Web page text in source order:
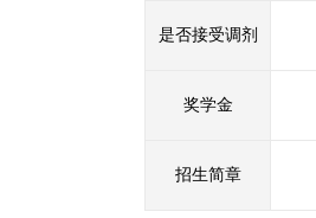
是否接受调剂
奖学金
招生简章